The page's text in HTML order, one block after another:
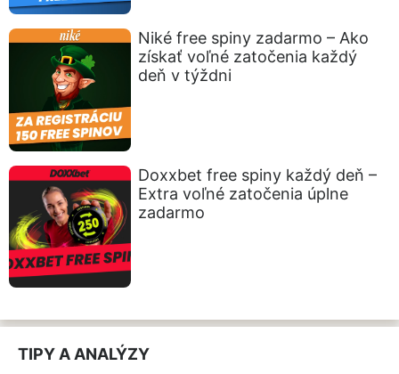
Niké free spiny zadarmo – Ako
získať voľné zatočenia každý
deň v týždni
Doxxbet free spiny každý deň –
Extra voľné zatočenia úplne
zadarmo
TIPY A ANALÝZY